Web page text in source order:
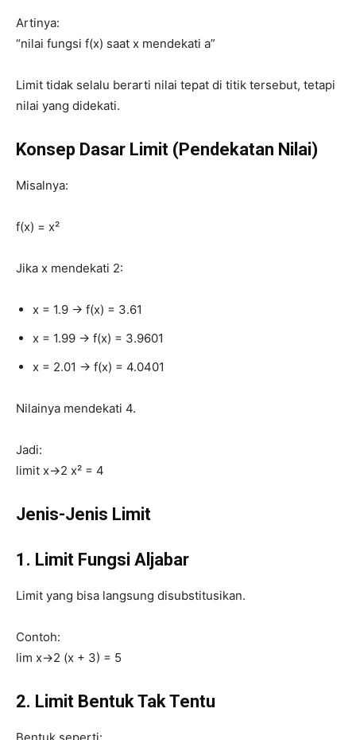
Artinya:
“nilai fungsi f(x) saat x mendekati a”
Limit tidak selalu berarti nilai tepat di titik tersebut, tetapi
nilai yang didekati.
Konsep Dasar Limit (Pendekatan Nilai)
Misalnya:
f(x) = x²
Jika x mendekati 2:
x = 1.9 → f(x) = 3.61
x = 1.99 → f(x) = 3.9601
x = 2.01 → f(x) = 4.0401
Nilainya mendekati 4.
Jadi:
limit x→2 x² = 4
Jenis-Jenis Limit
1. Limit Fungsi Aljabar
Limit yang bisa langsung disubstitusikan.
Contoh:
lim x→2 (x + 3) = 5
2. Limit Bentuk Tak Tentu